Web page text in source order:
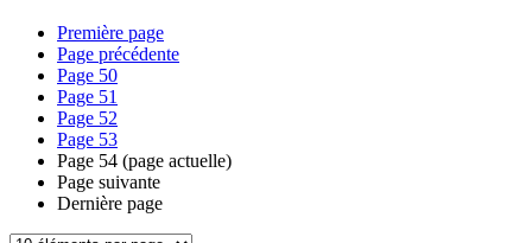
Première page
Page précédente
Page 50
Page 51
Page 52
Page 53
Page 54 (page actuelle)
Page suivante
Dernière page